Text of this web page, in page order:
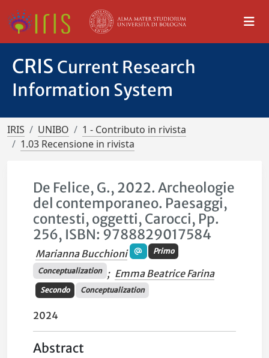
CRIS Current Research
Information System
IRIS UNIBO
1 - Contributo in rivista
1.03 Recensione in rivista
De Felice, G., 2022. Archeologie
del contemporaneo. Paesaggi,
contesti, oggetti, Carocci, Pp.
256, ISBN: 9788829017584
Marianna Bucchioni Primo
Conceptualization ; Emma Beatrice Farina
Secondo Conceptualization
2024
Abstract